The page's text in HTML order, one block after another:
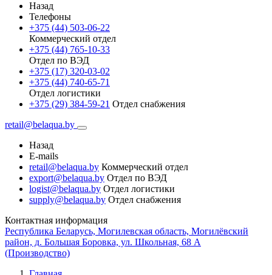
Назад
Телефоны
+375 (44) 503-06-22
Коммерческий отдел
+375 (44) 765-10-33
Отдел по ВЭД
+375 (17) 320-03-02
+375 (44) 740-65-71
Отдел логистики
+375 (29) 384-59-21 Отдел снабжения
retail@belaqua.by
Назад
E-mails
retail@belaqua.by Коммерческий отдел
export@belaqua.by Отдел по ВЭД
logist@belaqua.by Отдел логистики
supply@belaqua.by Отдел снабжения
Контактная информация
Республика Беларусь, Могилевская область, Могилёвский
район, д. Большая Боровка, ул. Школьная, 68 А
(Производство)